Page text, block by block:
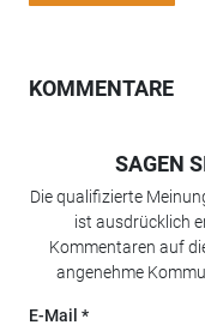
KOMMENTARE
SAGEN
Die qualifizierte
ist ausdrücklich
Kommentaren auf
angenehme
E-Mail